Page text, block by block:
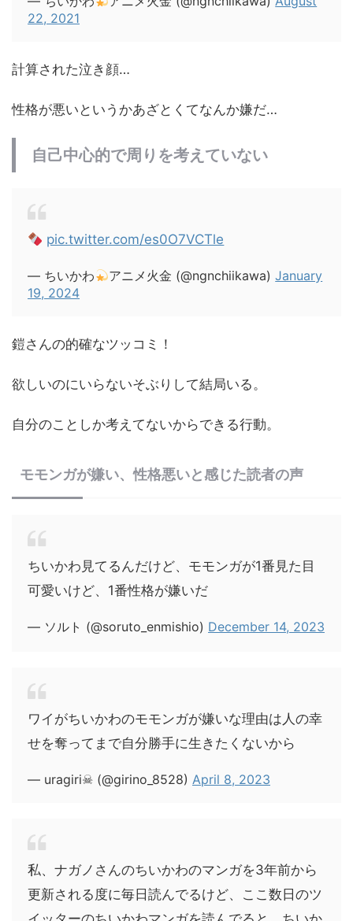
22, 2021
計算された泣き顔…
性格が悪いというかあざとくてなんか嫌だ…
自己中心的で周りを考えていない
pic.twitter.com/es0O7VCTle
— ちいかわ アニメ火金 (@ngnchiikawa)January
19, 2024
鎧さんの的確なツッコミ！
欲しいのにいらないそぶりして結局いる。
自分のことしか考えてないからできる行動。
モモンガが嫌い、性格悪いと感じた読者の声
ちいかわ見てるんだけど、モモンガが1番見た目
可愛いけど、1番性格が嫌いだ
— ソルト (@soruto_enmishio) December 14, 2023
ワイがちいかわのモモンガが嫌いな理由は人の幸
せを奪ってまで自分勝手に生きたくないから
— uragiri☠ (@girino_8528) April 8, 2023
私、ナガノさんのちいかわのマンガを3年前から
更新される度に毎日読んでるけど、ここ数日のツ